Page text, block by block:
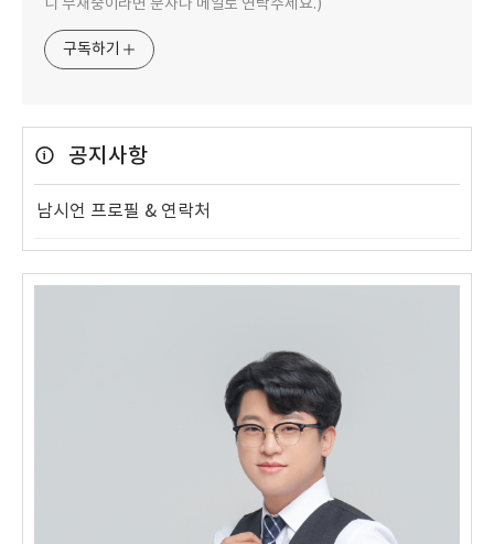
니 부재중이라면 문자나 메일로 연락주세요.)
구독하기
공지사항
남시언 프로필 & 연락처